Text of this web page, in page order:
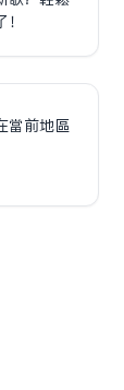
當前地區